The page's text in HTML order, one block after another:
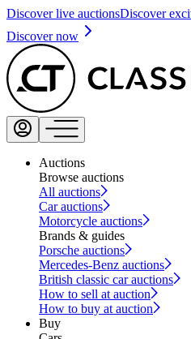
Discover live auctionsDiscover
Discover now
Auctions
Browse auctions
All auctions
Car auctions
Motorcycle auctions
Brands & guides
Porsche auctions
Mercedes-Benz auctions
British classic car auctions
How to sell at auction
How to buy at auction
Buy